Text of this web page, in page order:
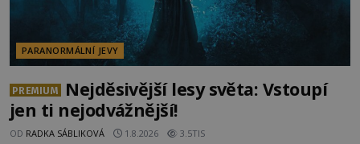
PARANORMÁLNÍ JEVY
PREMIUM
Nejděsivější lesy světa: Vstoupí
jen ti nejodvážnější!
OD RADKA SÁBLIKOVÁ 1.8.2026 3.5TIS